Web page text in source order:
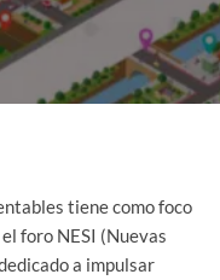
tiene como foco
foro NESI (Nuevas
a impulsar